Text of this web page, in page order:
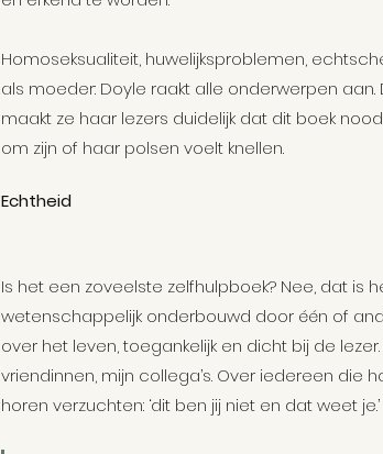
Homoseksualiteit, huwelijksproblemen,
als moeder: Doyle raakt alle onderwerpen
maakt ze haar lezers duidelijk dat dit boek
om zijn of haar polsen voelt knellen.
Echtheid
Is het een zoveelste zelfhulpboek? Nee, dat is
wetenschappelijk onderbouwd door één of
over het leven, toegankelijk en dicht bij de
vriendinnen, mijn collega’s. Over iedereen
horen verzuchten: ‘dit ben jij niet en dat weet je.’